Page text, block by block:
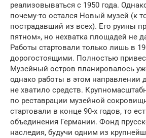
реализовываться с 1950 года.
почему-то остался Новый музей (к
пострадавший из всех). Его руины
пятном», но нехватка площадей не
Работы стартовали только лишь в
дорогостоящими. Полностью
Музейный остров планировалось
однако работы в этом направлении
не хватило средств.
по реставрации музейной
стартовали в конце 90-х годов, то
объединения Германии. Фонд
наследия, будучи одним из